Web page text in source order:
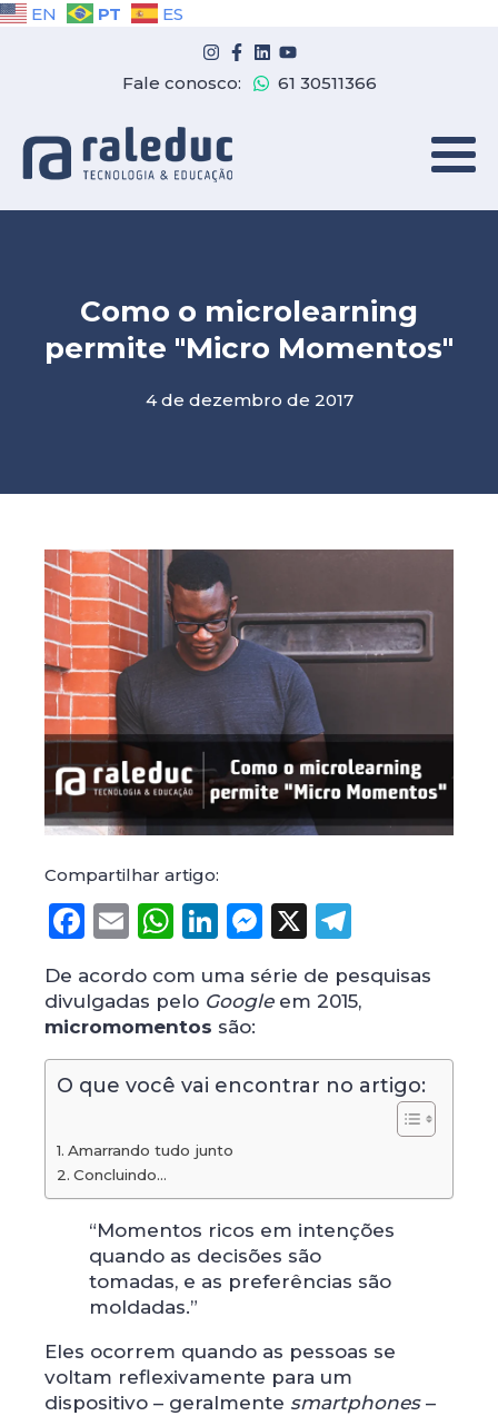
EN PT ES
Fale conosco: 61 30511366
Como o microlearning
permite "Micro Momentos"
4 de dezembro de 2017
Compartilhar artigo:
Facebook
EmailWhatsApp
LinkedIn
Messenger
X
De acordo com uma série de pesquisas
divulgadas pelo Googleem 2015,
micromomentos são:
O que você vai encontrar no artigo:
Amarrando tudo junto
Concluindo...
“Momentos ricos em intenções
quando as decisões são
tomadas, e as preferências são
moldadas.”
Eles ocorrem quando as pessoas se
voltam reflexivamente para um
dispositivo – geralmente smartphones–